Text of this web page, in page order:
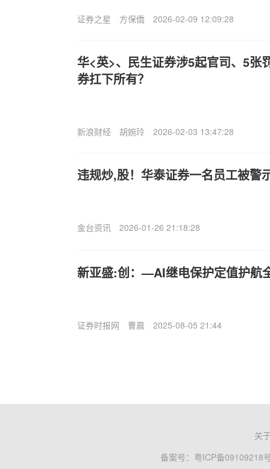
证券之星 方保僑 2026-02-09 12:09:28
华<英>、民生证券涉5起官司、5张
券扛下所有？
新浪财经 胡婉玲 2026-02-03 13:47:28
违规炒,股！华泰证券一名员工被警
金台资讯 2026-01-26 21:18:28
新亚盛:创：—AI继电保护定值护航
证券时报网 曹晨 2025-08-05 21:44
关
备案号： 粤ICP备09109218